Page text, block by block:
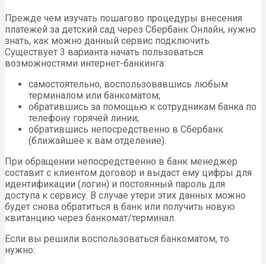
Прежде чем изучать пошагово процедуры внесения
платежей за детский сад через Сбербанк Онлайн, нужно
знать, как можно данный сервис подключить.
Существует 3 варианта начать пользоваться
возможностями интернет-банкинга:
самостоятельно, воспользовавшись любым
терминалом или банкоматом;
обратившись за помощью к сотрудникам банка по
телефону горячей линии;
обратившись непосредственно в Сбербанк
(ближайшее к вам отделение).
При обращении непосредственно в банк менеджер
составит с клиентом договор и выдаст ему цифры для
идентификации (логин) и постоянный пароль для
доступа к сервису. В случае утери этих данных можно
будет снова обратиться в банк или получить новую
квитанцию через банкомат/терминал.
Если вы решили воспользоваться банкоматом, то
нужно: